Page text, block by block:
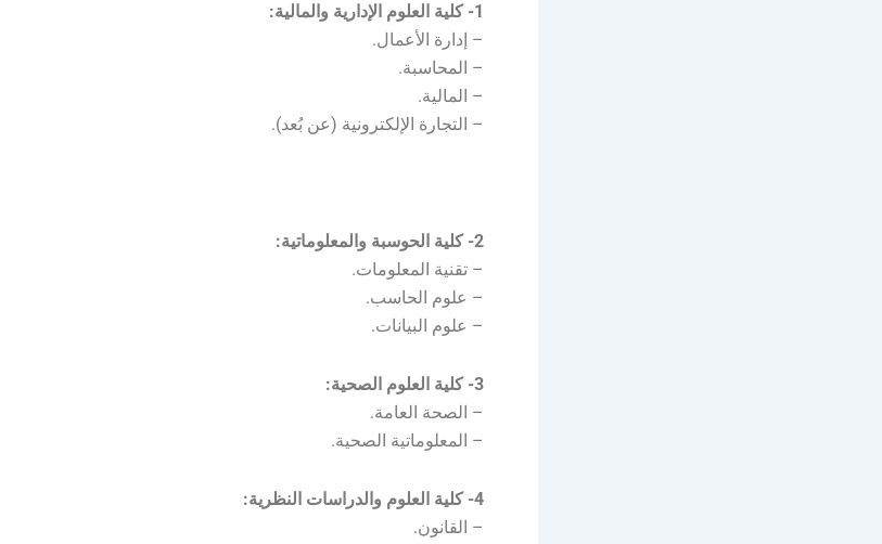
1- كلية العلوم الإدارية والمالية:
– إدارة الأعمال.
– المحاسبة.
– المالية.
– التجارة الإلكترونية (عن بُعد).
2- كلية الحوسبة والمعلوماتية:
– تقنية المعلومات.
– علوم الحاسب.
– علوم البيانات.
3- كلية العلوم الصحية:
– الصحة العامة.
– المعلوماتية الصحية.
4- كلية العلوم والدراسات النظرية:
– القانون.